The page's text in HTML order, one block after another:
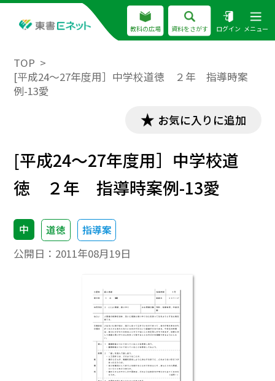
教科の広場 資料をさがす ログイン メニュー
TOP
[平成24～27年度用］中学校道徳 ２年 指導時案
例-13愛
お気に入りに追加
[平成24～27年度用］中学校道
徳 ２年 指導時案例-13愛
中 道徳 指導案
公開日： 2011年08月19日